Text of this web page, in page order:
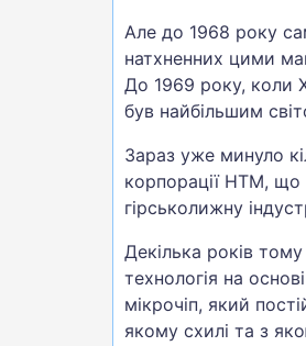
Але до 1968 року
натхненних цими
До 1969 року, коли
був найбільшим
Зараз уже минуло
корпорації HTM,
гірськолижну
Декілька років
технологія на
мікрочіп, який
якому схилі та з